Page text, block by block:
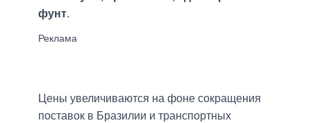
фунт.
Цены увеличиваются на фоне сокращения
поставок в Бразилии и транспортных